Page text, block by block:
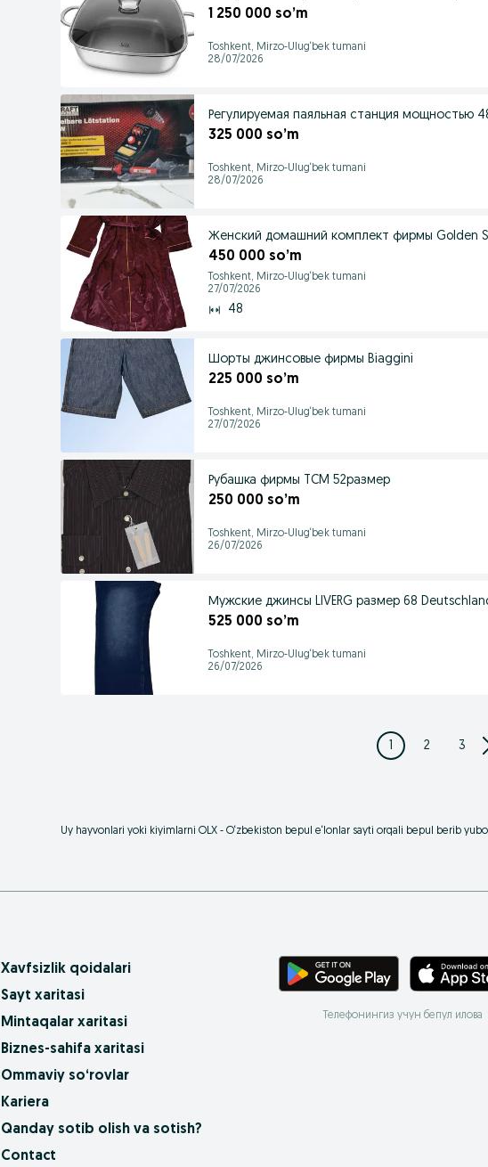
1 250 000 so’m
Toshkent, Mirzo-Ulug‘bek tumani
28/07/2026
Регулируемая паяльная станция мощностью
325 000 so’m
Toshkent, Mirzo-Ulug‘bek tumani
28/07/2026
Женский домашний комплект фирмы Golden
450 000 so’m
Toshkent, Mirzo-Ulug‘bek tumani
27/07/2026
48
Шорты джинсовые фирмы Biaggini
225 000 so’m
Toshkent, Mirzo-Ulug‘bek tumani
27/07/2026
Рубашка фирмы TCM 52размер
250 000 so’m
Toshkent, Mirzo-Ulug‘bek tumani
26/07/2026
Мужские джинсы LIVERG размер 68
525 000 so’m
Toshkent, Mirzo-Ulug‘bek tumani
26/07/2026
1 2 3
Uy hayvonlari yoki kiyimlarni OLX - O‘zbekiston bepul e‘lonlar sayti orqali bepul berib
Xavfsizlik qoidalari
Sayt xaritasi
Mintaqalar xaritasi
Biznes-sahifa xaritasi
Ommaviy so‘rovlar
Kariera
Qanday sotib olish va sotish?
Contact
Телефонингиз учун бепул илова